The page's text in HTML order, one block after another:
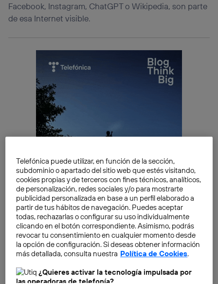
Facebook, Instagram, ChatGPT o Wikipedia, son parte
de esa Internet visible.
Pero existen partes de Internet que están ocultas a
simple vista. O cuyo acceso es más complicado. Y aquí
diferenciamosdos tipos de Internet oculta: la
Deep WebyDark Web. A la primera puede que hayas
Telefónica puede utilizar, en función de la sección,
subdominio o apartado del sitio web que estés visitando,
cookies propias y de terceros con fines técnicos, analíticos,
de personalización, redes sociales y/o para mostrarte
publicidad personalizada en base a un perfil elaborado a
partir de tus hábitos de navegación. Puedes aceptar
todas, rechazarlas o configurar su uso individualmente
clicando en el botón correspondiente. Asimismo, podrás
revocar tu consentimiento en cualquier momento desde
la opción de configuración. Si deseas obtener información
más detallada, consulta nuestra Política de Cookies.
¿Quieres activar la tecnología impulsada por
las operadoras de telefonía?